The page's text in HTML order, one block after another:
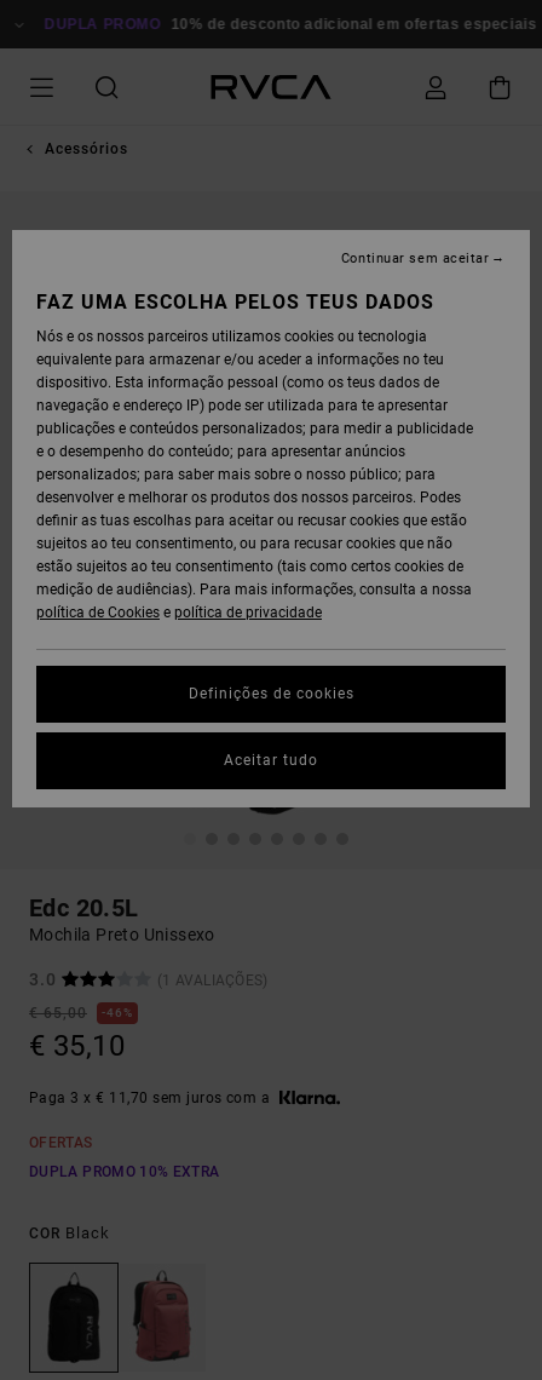
PARA DUPLA PROMO 10% de desconto adicional em ofertas especiais
Acessórios
Edc 20.5L
Mochila Preto Unissexo
3.0
(1 AVALIAÇÕES)
€ 65,00
46%
€ 35,10
Paga 3 x € 11,70 sem juros com a
OFERTAS
DUPLA PROMO 10% EXTRA
COR Black
FAZ UMA ESCOLHA PELOS TEUS DADOS
Nós e os nossos parceiros utilizamos cookies ou tecnologia
equivalente para armazenar e/ou aceder a informações no teu
dispositivo. Esta informação pessoal (como os teus dados de
navegação e endereço IP) pode ser utilizada para te apresentar
publicações e conteúdos personalizados; para medir a publicidade
e o desempenho do conteúdo; para apresentar anúncios
personalizados; para saber mais sobre o nosso público; para
desenvolver e melhorar os produtos dos nossos parceiros. Podes
definir as tuas escolhas para aceitar ou recusar cookies que estão
sujeitos ao teu consentimento, ou para recusar cookies que não
estão sujeitos ao teu consentimento (tais como certos cookies de
medição de audiências). Para mais informações, consulta a nossa
política de Cookies e política de privacidade
Definições de cookies
Continuar sem aceitar
Aceitar tudo